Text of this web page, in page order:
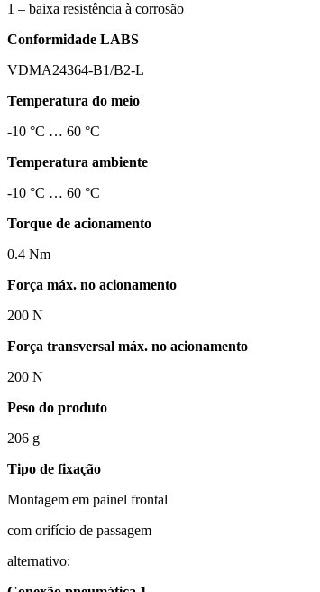
1 – baixa resistência à corrosão
Conformidade LABS
VDMA24364-B1/B2-L
Temperatura do meio
-10 °C … 60 °C
Temperatura ambiente
-10 °C … 60 °C
Torque de acionamento
0.4 Nm
Força máx. no acionamento
200 N
Força transversal máx. no acionamento
200 N
Peso do produto
206 g
Tipo de fixação
Montagem em painel frontal
com orifício de passagem
alternativo: